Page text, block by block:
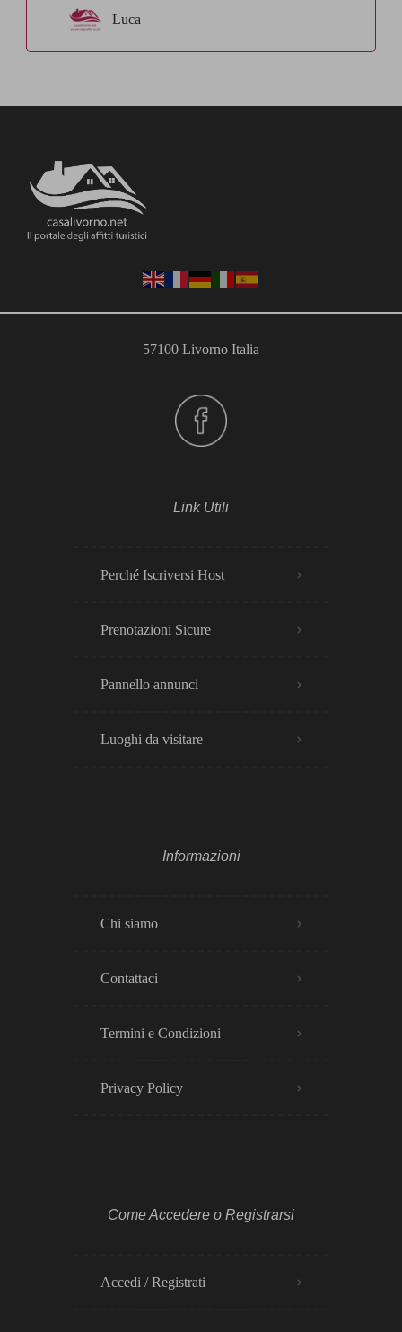
Luca
57100 Livorno Italia
Link Utili
Perché Iscriversi Host
Prenotazioni Sicure
Pannello annunci
Luoghi da visitare
Informazioni
Chi siamo
Contattaci
Termini e Condizioni
Privacy Policy​
Come Accedere o Registrarsi
Accedi / Registrati